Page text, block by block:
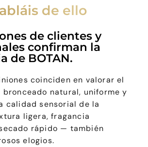
de ello
de clientes y
confirman la
de BOTAN.
coinciden en valorar el
bronceado natural, uniforme y
calidad sensorial de la
ligera, fragancia
rápido — también
elogios.